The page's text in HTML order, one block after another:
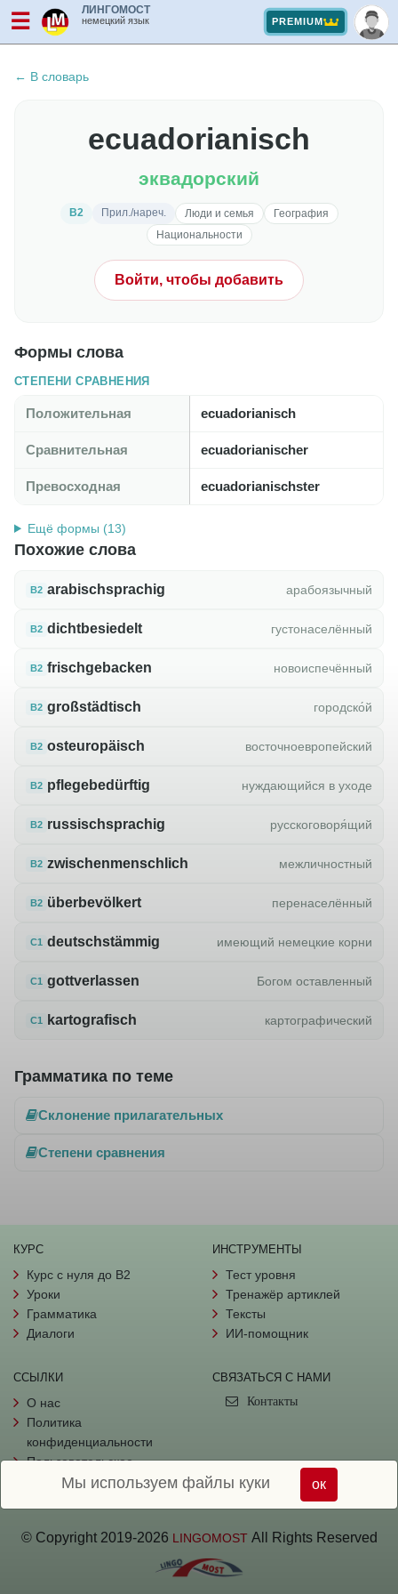
☰ ЛИНГОМОСТ
немецкий язык PREMIUM
← В словарь
ecuadorianisch
эквадорский
B2 Прил./нареч. Люди и семья
География
Национальности
Войти, чтобы добавить
Формы слова
СТЕПЕНИ СРАВНЕНИЯ
Положительная ecuadorianisch
Сравнительная ecuadorianischer
Превосходная ecuadorianischster
Ещё формы (13)
Похожие слова
B2 arabischsprachig арабоязычный
B2 dichtbesiedelt густонаселённый
B2 frischgebacken новоиспечённый
B2 großstädtisch городско́й
B2 osteuropäisch восточноевропейский
B2 pflegebedürftig нуждающийся в уходе
B2 russischsprachig русскоговоря́щий
B2 zwischenmenschlich межличностный
B2 überbevölkert перенаселённый
C1 deutschstämmig имеющий немецкие корни
C1 gottverlassen Богом оставленный
C1 kartografisch картографический
Грамматика по теме
Склонение прилагательных
Степени сравнения
КУРС
Курс с нуля до B2
Уроки
Грамматика
Диалоги
ИНСТРУМЕНТЫ
Тест уровня
Тренажёр артиклей
Тексты
ИИ-помощник
ССЫЛКИ
О нас
Политика
конфиденциальности
Пользовательское
соглашение
СВЯЗАТЬСЯ С НАМИ
Контакты
© Copyright 2019-2026 LINGOMOST All Rights Reserved
Мы используем файлы куки ок